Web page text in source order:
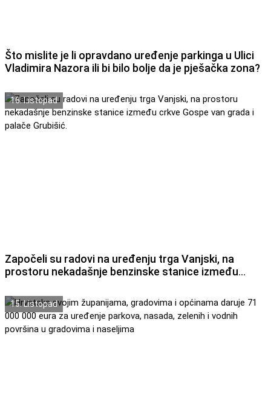
Što mislite je li opravdano uređenje parkinga u Ulici
Vladimira Nazora ili bi bilo bolje da je pješačka zona?
16. Listopad
Započeli su radovi na uređenju trga Vanjski, na
prostoru nekadašnje benzinske stanice između
15. Listopad